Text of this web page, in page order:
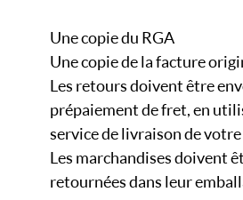
Une copie du RGA
Une copie de la facture
Les retours doivent être
prépaiement de fret, en
service de livraison de
Les marchandises doivent
retournées dans leur